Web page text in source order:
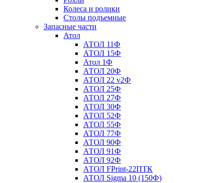
Колеса и ролики
Столы подъемные
Запасные части
Атол
АТОЛ 11Ф
АТОЛ 15Ф
Атол 1Ф
АТОЛ 20Ф
АТОЛ 22 v2Ф
АТОЛ 25Ф
АТОЛ 27Ф
АТОЛ 30Ф
АТОЛ 52Ф
АТОЛ 55Ф
АТОЛ 77Ф
АТОЛ 90Ф
АТОЛ 91Ф
АТОЛ 92Ф
АТОЛ FPrint-22ПТК
АТОЛ Sigma 10 (150Ф)